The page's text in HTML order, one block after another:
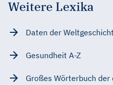
Weitere Lexika
Daten der
Gesundheit A-Z
Großes Wörterbuch der